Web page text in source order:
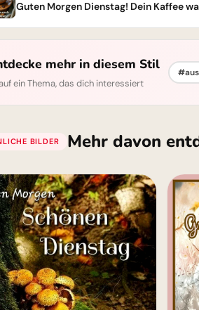
mehr in diesem Stil
ein Thema, das dich interessiert
BILDER Mehr davon